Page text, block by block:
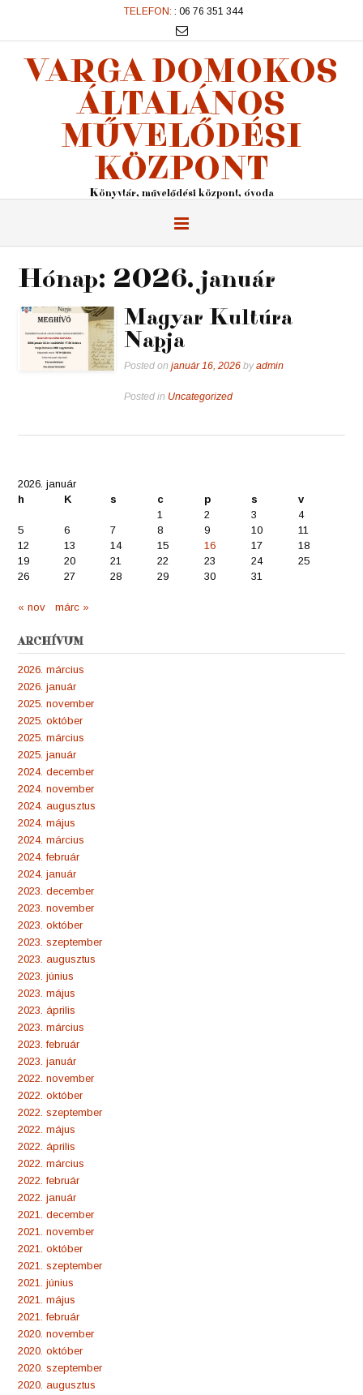
TELEFON: : 06 76 351 344
VARGA DOMOKOS
ÁLTALÁNOS
MŰVELŐDÉSI
KÖZPONT
Könyvtár, művelődési központ, óvoda
Hónap: 2026. január
Magyar Kultúra
Napja
Posted onjanuár 16, 2026 byadmin
Posted in Uncategorized
2026. január
h
K s c p s
v
1
2 3
4
5
6 7 8 9 10
11
12
13 14 15 16 17
18
19
20 21 22 23 24
25
26
27 28 29 30 31
« nov márc »
ARCHÍVUM
2026. március
2026. január
2025. november
2025. október
2025. március
2025. január
2024. december
2024. november
2024. augusztus
2024. május
2024. március
2024. február
2024. január
2023. december
2023. november
2023. október
2023. szeptember
2023. augusztus
2023. június
2023. május
2023. április
2023. március
2023. február
2023. január
2022. november
2022. október
2022. szeptember
2022. május
2022. április
2022. március
2022. február
2022. január
2021. december
2021. november
2021. október
2021. szeptember
2021. június
2021. május
2021. február
2020. november
2020. október
2020. szeptember
2020. augusztus